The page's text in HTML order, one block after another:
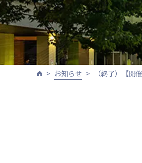
お知らせ （終了）【